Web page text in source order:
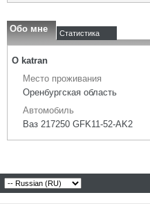
Обо мне Статистика
О katran
Место проживания
Оренбургская область
Автомобиль
Ваз 217250 GFK11-52-AK2